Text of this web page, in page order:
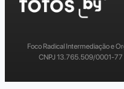
Foco Radical Intermediação e
CNPJ 13.765.509/0001-77